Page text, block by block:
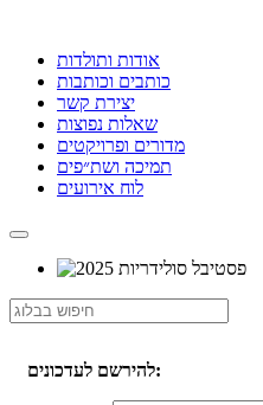
אודות ותולדות
כותבים וכותבות
יצירת קשר
שאלות נפוצות
מדורים ופרויקטים
תמיכה ושת״פים
לוח אירועים
להירשם לעדכונים: